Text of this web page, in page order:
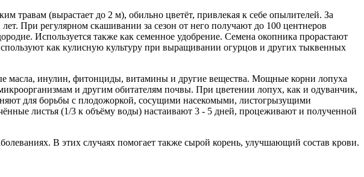
травам (вырастает до 2 м), обильно цветёт, привлекая к себе опылителей. За
При регулярном скашивании за сезон от него получают до 100 центнеров
Используется также как семенное удобрение. Семена окопника прорастают
как кулисную культуру при выращивании огурцов и других тыквенных
масла, инулин, фитонциды, витамины и другие вещества. Мощные корни лопуха
и другим обитателям почвы. При цветении лопух, как и одуванчик,
для борьбы с плодожоркой, сосущими насекомыми, листогрызущими
листья (1/3 к объёму воды) настаивают 3 - 5 дней, процеживают и полученной
В этих случаях помогает также сырой корень, улучшающий состав крови.